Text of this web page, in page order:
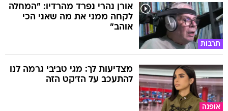
תרבות
אורן נהרי נפרד מהרדיו: "המחלה
לקחה ממני את מה שאני הכי
אוהב"
אופנה
מצדיעות לך: מגי טביבי גרמה לנו
להתעכב על הז'קט הזה